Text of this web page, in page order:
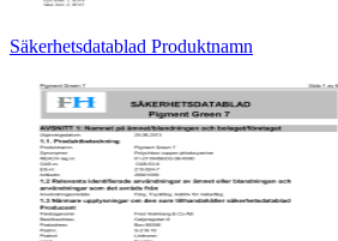
Säkerhetsdatablad Produktnamn